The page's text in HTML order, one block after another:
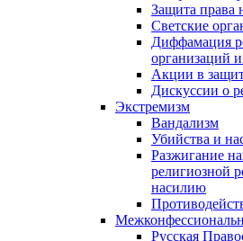
Защита права
Светские
Диффамация
организаций
Акции в
Дискуссии о
Экстремизм
Вандализм
Убийства и
Разжигание
религиозной
насилию
Русская